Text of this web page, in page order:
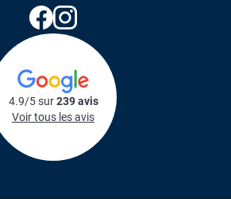
4.9/5 sur239 avis
Voir tous les avis